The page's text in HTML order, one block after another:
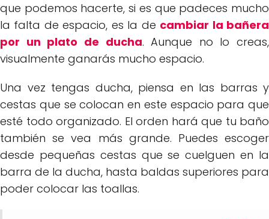
que podemos hacerte, si es que padeces mucho
la falta de espacio, es la de cambiar la bañera
por un plato de ducha. Aunque no lo creas,
visualmente ganarás mucho espacio.
Una vez tengas ducha, piensa en las barras y
cestas que se colocan en este espacio para que
esté todo organizado. El orden hará que tu baño
también se vea más grande. Puedes escoger
desde pequeñas cestas que se cuelguen en la
barra de la ducha, hasta baldas superiores para
poder colocar las toallas.